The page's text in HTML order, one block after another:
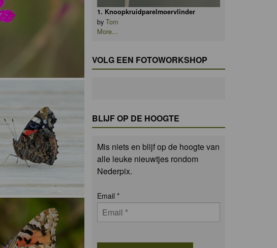
1. Knoopkruidparelmoervlinder
by Tom
More...
VOLG EEN FOTOWORKSHOP
BLIJF OP DE HOOGTE
Mis niets en blijf op de hoogte van
alle leuke nieuwtjes rondom
Nederpix.
Email *